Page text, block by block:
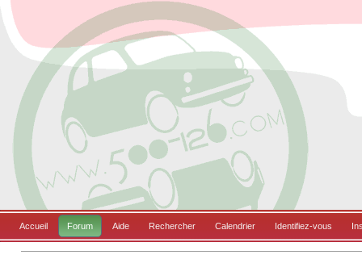
Accueil Forum Aide Rechercher Calendrier Identifiez-vous